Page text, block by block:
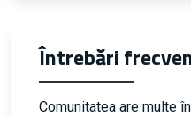
Întrebări
Comunitatea are multe